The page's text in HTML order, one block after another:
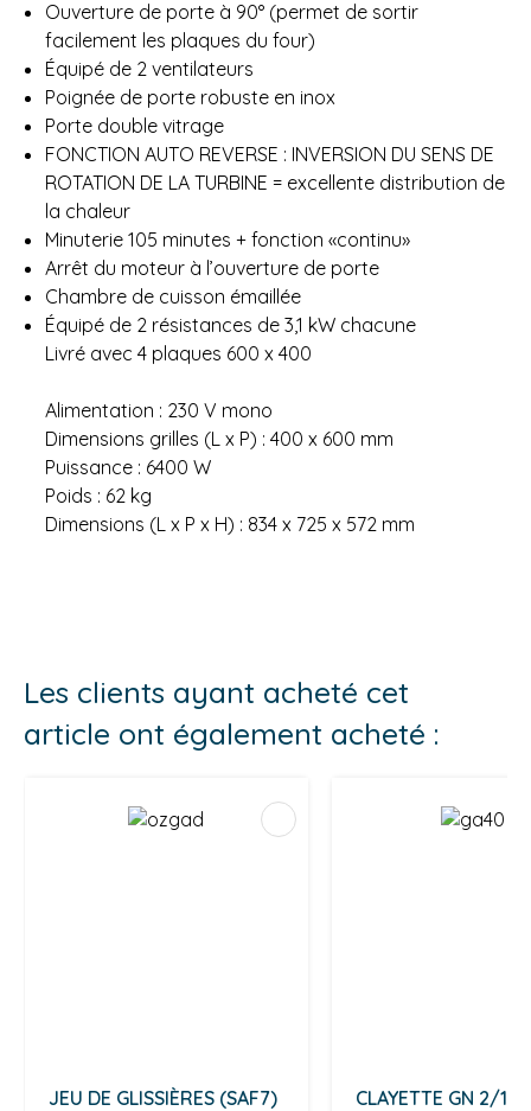
Ouverture de porte à 90° (permet de sortir
facilement les plaques du four)
Équipé de 2 ventilateurs
Poignée de porte robuste en inox
Porte double vitrage
FONCTION AUTO REVERSE : INVERSION DU SENS DE
ROTATION DE LA TURBINE = excellente distribution de
la chaleur
Minuterie 105 minutes + fonction «continu»
Arrêt du moteur à l’ouverture de porte
Chambre de cuisson émaillée
Équipé de 2 résistances de 3,1 kW chacune
Livré avec 4 plaques 600 x 400
Alimentation : 230 V mono
Dimensions grilles (L x P) : 400 x 600 mm
Puissance : 6400 W
Poids : 62 kg
Dimensions (L x P x H) : 834 x 725 x 572 mm
Les clients ayant acheté cet
article ont également acheté :
JEU DE GLISSIÈRES (SAF7)
CLAYETTE GN 2/1